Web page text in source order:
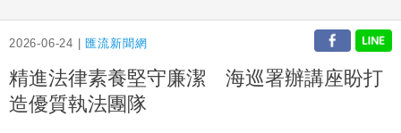
2026-06-24 | 匯流新聞網
精進法律素養堅守廉潔 海巡署辦講座盼打
造優質執法團隊